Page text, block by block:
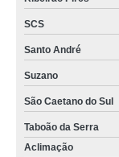
clínica que faz
clínica que faz
clínica que faz
clínica que faz
oxigenoterapia
SCS
Santo André
Suzano
São Caetano do Sul
Taboão da Serra
Aclimação